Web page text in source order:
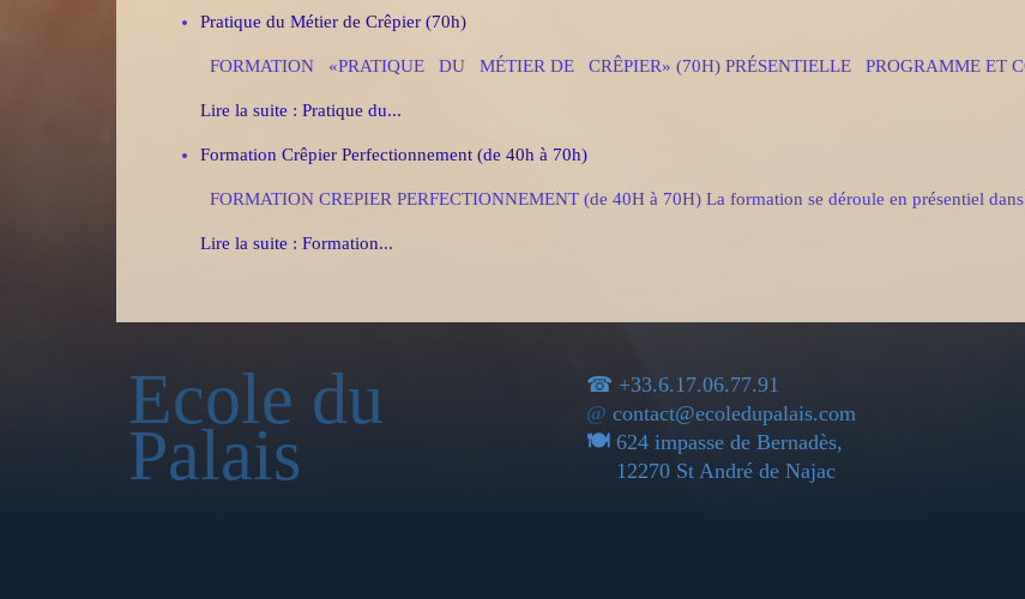
Pratique du Métier de Crêpier (70h)
FORMATION «PRATIQUE DU MÉTIER DE CRÊPIER» (70H) PRÉSENTIELLE PROGRAMME ET
Lire la suite : Pratique du...
Formation Crêpier Perfectionnement (de 40h à 70h)
FORMATION CREPIER PERFECTIONNEMENT (de 40H à 70H) La formation se déroule en présentiel
Lire la suite : Formation...
Ecole du
Palais
☎ +33.6.17.06.77.91
@ contact@ecoledupalais.com
🍽624 impasse de Bernadès,
12270 St André de Najac